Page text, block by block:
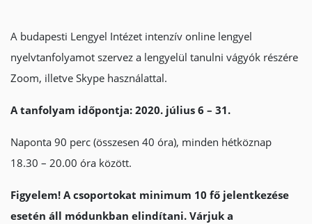
A budapesti Lengyel Intézet intenzív online lengyel
nyelvtanfolyamot szervez a lengyelül tanulni vágyók részére
Zoom, illetve Skype használattal.
A tanfolyam időpontja: 2020. július 6 – 31.
Naponta 90 perc (összesen 40 óra), minden hétköznap
18.30 – 20.00 óra között.
Figyelem! A csoportokat minimum 10 fő jelentkezése
esetén áll módunkban elindítani. Várjuk a